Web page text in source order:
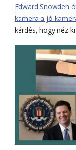
Edward Snowden
kamera a jó
kérdés, hogy néz